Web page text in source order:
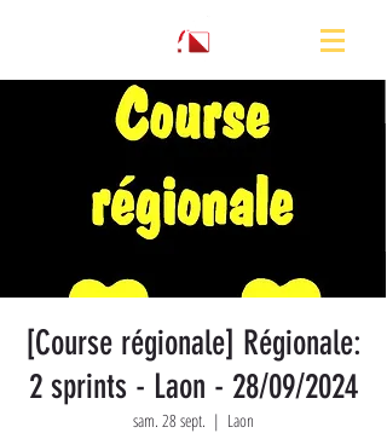
[Course régionale] Régionale:
2 sprints - Laon - 28/09/2024
sam. 28 sept.
  |
Laon